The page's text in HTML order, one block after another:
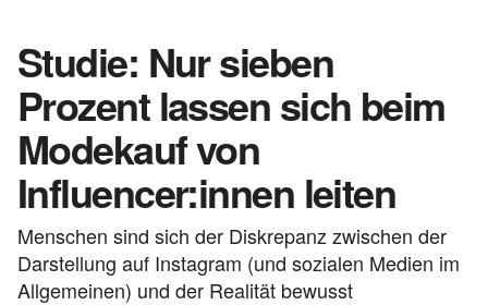
Studie: Nur sieben
Prozent lassen sich beim
Modekauf von
Influencer:innen leiten
Menschen sind sich der Diskrepanz zwischen der
Darstellung auf Instagram (und sozialen Medien im
Allgemeinen) und der Realität bewusst